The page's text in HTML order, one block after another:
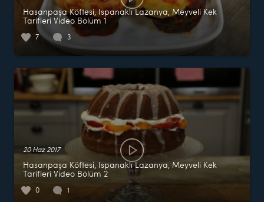
Hasanpaşa Köftesi, Ispanaklı Lazanya, Meyveli Kek
Tarifleri Video Bölüm 1
7 3
20 Haz 2017
Hasanpaşa Köftesi, Ispanaklı Lazanya, Meyveli Kek
Tarifleri Video Bölüm 2
0 1